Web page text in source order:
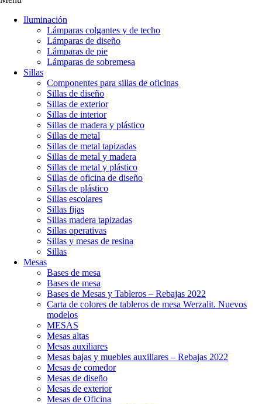
Iluminación
Lámparas colgantes y de techo
Lámparas de diseño
Lámparas de pie
Lámparas de sobremesa
Sillas
Componentes para sillas de oficinas
Sillas de diseño
Sillas de exterior
Sillas de interior
Sillas de madera y plástico
Sillas de metal
Sillas de metal tapizadas
Sillas de metal y madera
Sillas de metal y plástico
Sillas de oficina de diseño
Sillas de plástico
Sillas escolares
Sillas fijas
Sillas madera tapizadas
Sillas operativas
Sillas y mesas de resina
Sillas
Mesas
Bases de mesa
Bases de mesa
Bases de Mesas y Tableros – Rebajas 2022
Carta de colores de tableros de mesa Werzalit. Nuevos
modelos
MESAS
Mesas altas
Mesas auxiliares
Mesas bajas y muebles auxiliares – Rebajas 2022
Mesas de comedor
Mesas de diseño
Mesas de exterior
Mesas de Oficina